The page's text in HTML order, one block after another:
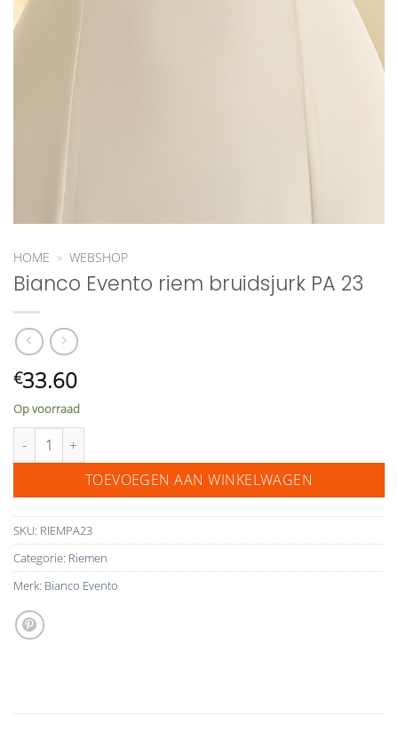
HOME » WEBSHOP
Bianco Evento riem bruidsjurk PA 23
€33.60
Op voorraad
Bianco Evento riem bruidsjurk PA 23 aantal
TOEVOEGEN AAN WINKELWAGEN
SKU: RIEMPA23
Categorie: Riemen
Merk: Bianco Evento